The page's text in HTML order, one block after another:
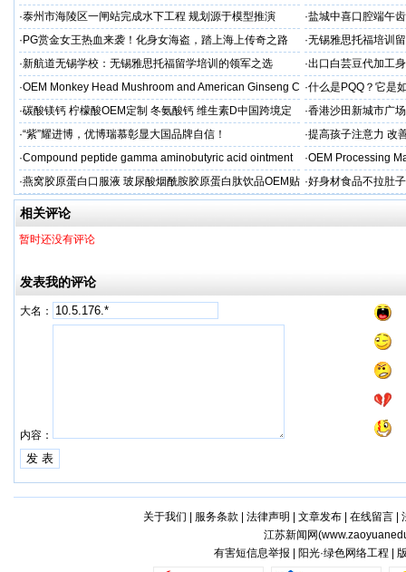
·泰州市海陵区一闸站完成水下工程 规划源于模型推演 ·盐城中喜口腔端午
礼，种出健康长寿牙
· PG赏金女王热血来袭！化身女海盗，踏上海上传奇之路 ·无锡雅思托福培训
·新航道无锡学校：无锡雅思托福留学培训的领军之选 ·出口白芸豆代加工
贴牌
·OEM Monkey Head Mushroom and American Ginseng C
aps
·什么是PQQ？它是
·碳酸镁钙 柠檬酸OEM定制 冬氨酸钙 维生素D中国跨境定
制
·香港沙田新城市广
·“紫”耀进博，优博瑞慕彰显大国品牌自信！ ·提高孩子注意力 改
·Compound peptide gamma aminobutyric acid ointment ·OEM Processing
·燕窝胶原蛋白口服液 玻尿酸烟酰胺胶原蛋白肽饮品OEM贴
牌
·好身材食品不拉肚
相关评论
暂时还没有评论
发表我的评论
大名：
内容：
关于我们 服务条款 法律声明 文章发布| 在线留言|
江苏新闻网(
有害短信息举报 | 阳光·绿色网络工程 |